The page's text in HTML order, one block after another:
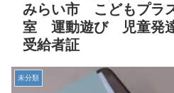
みらい市 こどもプラ
室 運動遊び 児童発
受給者証
未分類